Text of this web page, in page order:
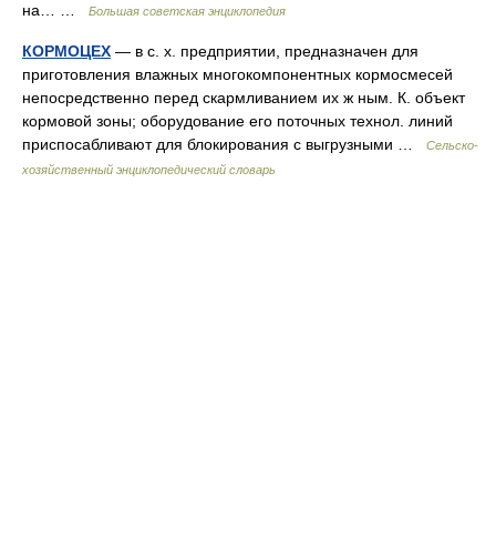
на… …
Большая советская энциклопедия
КОРМОЦЕХ — в с. х. предприятии, предназначен для
приготовления влажных многокомпонентных кормосмесей
непосредственно перед скармливанием их ж ным. К. объект
кормовой зоны; оборудование его поточных технол. линий
приспосабливают для блокирования с выгрузными …
Сельско-
хозяйственный энциклопедический словарь